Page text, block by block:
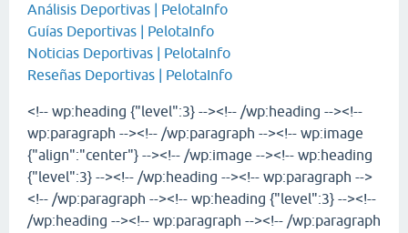
Análisis Deportivas | PelotaInfo
Guías Deportivas | PelotaInfo
Noticias Deportivas | PelotaInfo
Reseñas Deportivas | PelotaInfo
<!-- wp:heading {"level":3} --><!-- /wp:heading --><!--
wp:paragraph --><!-- /wp:paragraph --><!-- wp:image
{"align":"center"} --><!-- /wp:image --><!-- wp:heading
{"level":3} --><!-- /wp:heading --><!-- wp:paragraph -->
<!-- /wp:paragraph --><!-- wp:heading {"level":3} --><!--
/wp:heading --><!-- wp:paragraph --><!-- /wp:paragraph